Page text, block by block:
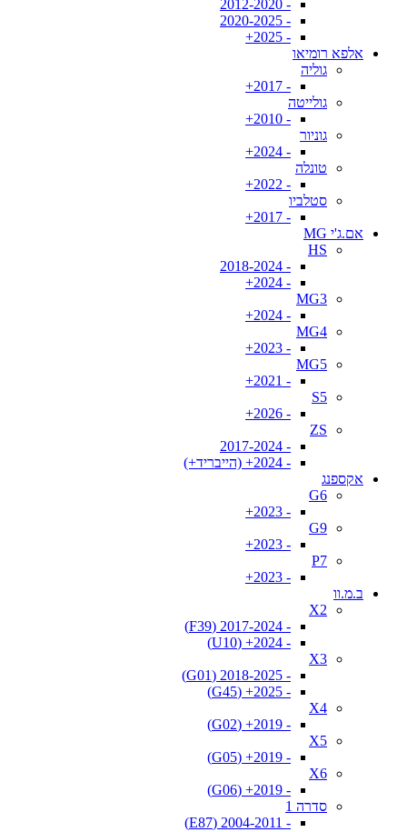
- 2012-2020
- 2020-2025
- 2025+
אלפא רומיאו
גוליה
- 2017+
גולייטה
- 2010+
גוניור
- 2024+
טונלה
- 2022+
סטלביו
- 2017+
אם.ג'י MG
HS
- 2018-2024
- 2024+
MG3
- 2024+
MG4
- 2023+
MG5
- 2021+
S5
- 2026+
ZS
- 2017-2024
- 2024+ (הייבריד+)
אקספנג
G6
- 2023+
G9
- 2023+
P7
- 2023+
ב.מ.וו
X2
- 2017-2024 (F39)
- 2024+ (U10)
X3
- 2018-2025 (G01)
- 2025+ (G45)
X4
- 2019+ (G02)
X5
- 2019+ (G05)
X6
- 2019+ (G06)
סדרה 1
- 2004-2011 (E87)